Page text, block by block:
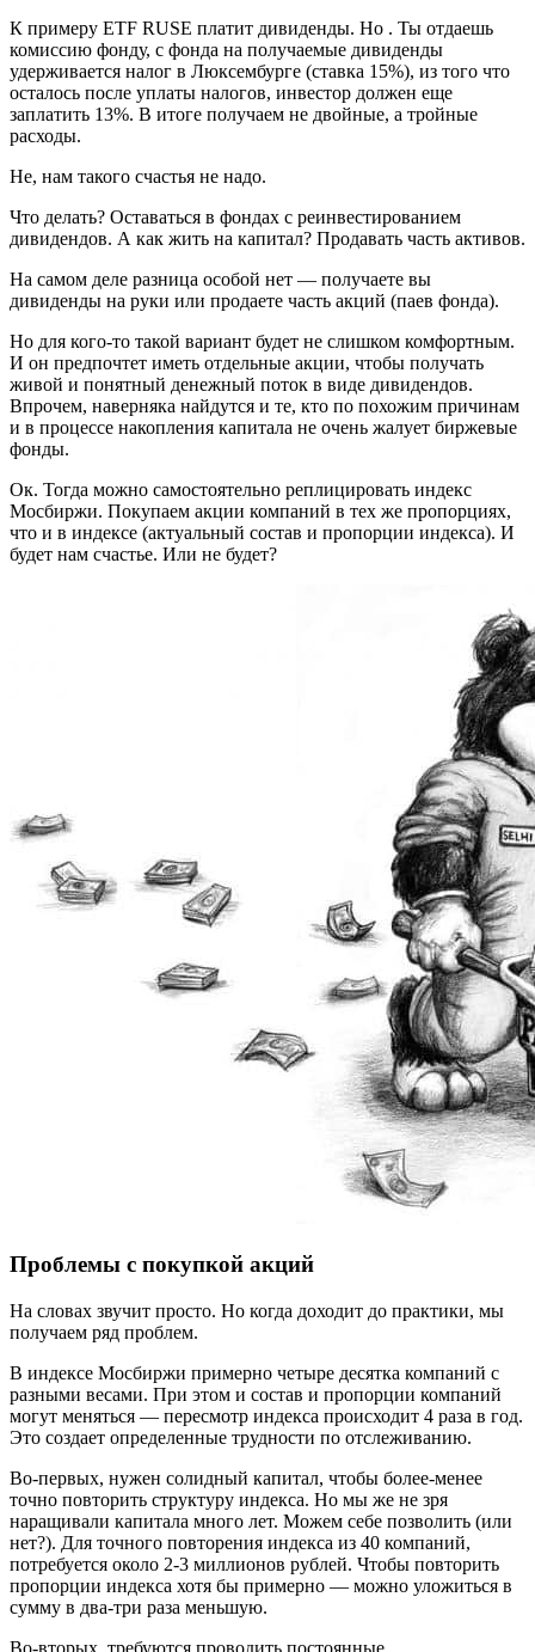
К примеру ETF RUSE платит дивиденды. Но . Ты отдаешь
комиссию фонду, с фонда на получаемые дивиденды
удерживается налог в Люксембурге (ставка 15%), из того что
осталось после уплаты налогов, инвестор должен еще
заплатить 13%. В итоге получаем не двойные, а тройные
расходы.
Не, нам такого счастья не надо.
Что делать? Оставаться в фондах с реинвестированием
дивидендов. А как жить на капитал? Продавать часть активов.
На самом деле разница особой нет — получаете вы
дивиденды на руки или продаете часть акций (паев фонда).
Но для кого-то такой вариант будет не слишком комфортным.
И он предпочтет иметь отдельные акции, чтобы получать
живой и понятный денежный поток в виде дивидендов.
Впрочем, наверняка найдутся и те, кто по похожим причинам
и в процессе накопления капитала не очень жалует биржевые
фонды.
Ок. Тогда можно самостоятельно реплицировать индекс
Мосбиржи. Покупаем акции компаний в тех же пропорциях,
что и в индексе (актуальный состав и пропорции индекса). И
будет нам счастье. Или не будет?
Проблемы с покупкой акций
На словах звучит просто. Но когда доходит до практики, мы
получаем ряд проблем.
В индексе Мосбиржи примерно четыре десятка компаний с
разными весами. При этом и состав и пропорции компаний
могут меняться — пересмотр индекса происходит 4 раза в год.
Это создает определенные трудности по отслеживанию.
Во-первых, нужен солидный капитал, чтобы более-менее
точно повторить структуру индекса. Но мы же не зря
наращивали капитала много лет. Можем себе позволить (или
нет?). Для точного повторения индекса из 40 компаний,
потребуется около 2-3 миллионов рублей. Чтобы повторить
пропорции индекса хотя бы примерно — можно уложиться в
сумму в два-три раза меньшую.
Во-вторых, требуются проводить постоянные